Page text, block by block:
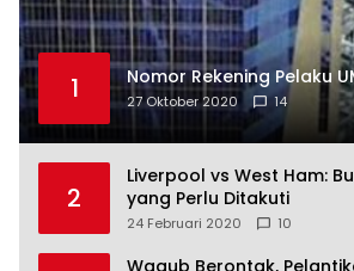
1 Nomor Rekening Pelaku
27 Oktober 2020 14
2
Liverpool vs West Ham:
yang Perlu Ditakuti
24 Februari 2020 10
Wagub Berontak,